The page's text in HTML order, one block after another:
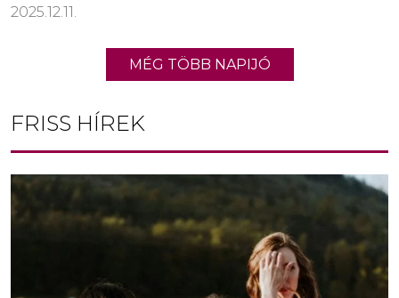
2025.12.11.
MÉG TÖBB NAPIJÓ
FRISS HÍREK